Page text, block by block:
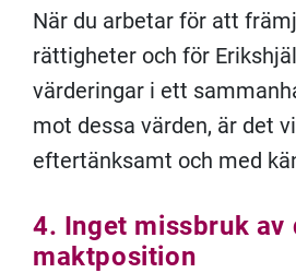
När du arbetar för att
rättigheter och för
värderingar i ett
mot dessa värden, är det
eftertänksamt och med
4. Inget missbruk av
maktposition